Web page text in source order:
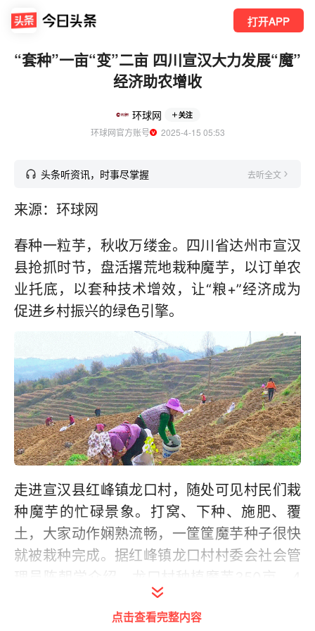
打开APP
“套种”一亩“变”二亩 四川宣汉大力发展“魔”
经济助农增收
环球网 关注
环球网官方账号
  2025-4-15 05:53
头条听资讯，时事尽掌握 去听全文
来源：环球网
春种一粒芋，秋收万缕金。四川省达州市宣汉
县抢抓时节，盘活撂荒地栽种魔芋，以订单农
业托底，以套种技术增效，让“粮+”经济成为
促进乡村振兴的绿色引擎。
走进宣汉县红峰镇龙口村，随处可见村民们栽
种魔芋的忙碌景象。打窝、下种、施肥、覆
土，大家动作娴熟流畅，一筐筐魔芋种子很快
就被栽种完成。据红峰镇龙口村村委会社会管
月中旬种植结束，然后在魔芋地套种玉米，这
样套种，一亩变二亩，增加村民收入。
点击查看完整内容